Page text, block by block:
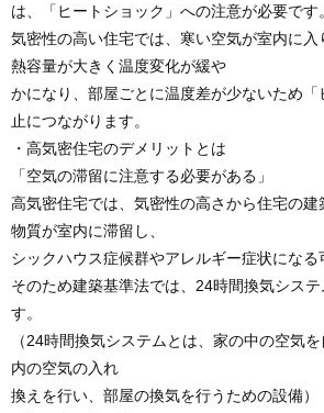
は、「ヒートショック」への注意が必要です。
気密性の高い住宅では、寒い空気が室内に
熱容量が大きく温度変化が緩や
かになり、部屋ごとに温度差が少ないため
止につながります。
・高気密住宅のデメリットとは
「空気の滞留に注意する必要がある」
高気密住宅では、気密性の高さから住宅の
物質が室内に滞留し、
シックハウス症候群やアレルギー症状になる
そのため建築基準法では、24時間換気シス
す。
（24時間換気システムとは、家の中の空気
内の空気の入れ
換えを行い、部屋の換気を行うための設備）